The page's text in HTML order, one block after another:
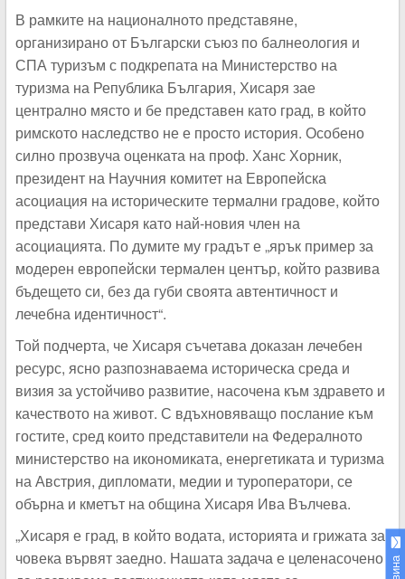
В рамките на националното представяне,
организирано от Български съюз по балнеология и
СПА туризъм с подкрепата на Министерство на
туризма на Република България, Хисаря зае
централно място и бе представен като град, в който
римското наследство не е просто история. Особено
силно прозвуча оценката на проф. Ханс Хорник,
президент на Научния комитет на Европейска
асоциация на историческите термални градове, който
представи Хисаря като най-новия член на
асоциацията. По думите му градът е „ярък пример за
модерен европейски термален център, който развива
бъдещето си, без да губи своята автентичност и
лечебна идентичност“.
Той подчерта, че Хисаря съчетава доказан лечебен
ресурс, ясно разпознаваема историческа среда и
визия за устойчиво развитие, насочена към здравето и
качеството на живот. С вдъхновяващо послание към
гостите, сред които представители на Федералното
министерство на икономиката, енергетиката и туризма
на Австрия, дипломати, медии и туроператори, се
обърна и кметът на община Хисаря Ива Вълчева.
„Хисаря е град, в който водата, историята и грижата за
човека вървят заедно. Нашата задача е целенасочено